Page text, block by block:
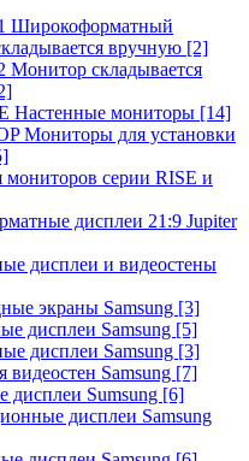
Широкоформатный
вручную [2]
Монитор складывается
Настенные мониторы [14]
Мониторы для установки
серии RISE и
дисплеи 21:9 Jupiter
дисплеи и видеостены
экраны Samsung [3]
дисплеи Samsung [5]
дисплеи Samsung [3]
видеостен Samsung [7]
дисплеи Sumsung [6]
дисплеи Samsung